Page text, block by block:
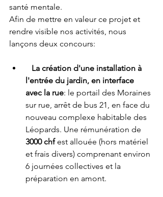
santé mentale.
Afin de mettre en valeur ce projet et
rendre visible nos activités, nous
lançons deux concours:
La création d'une installation à
l'entrée du jardin, en interface
avec la rue: le portail des Moraines
sur rue, arrêt de bus 21, en face du
nouveau complexe habitable des
Léopards. Une rémunération de
3000 chf est allouée (hors matériel
et frais divers) comprenant environ
6 journées collectives et la
préparation en amont.